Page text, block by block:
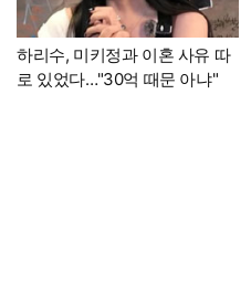
하리수, 미키정과 이혼 사유 따
로 있었다…"30억 때문 아냐"